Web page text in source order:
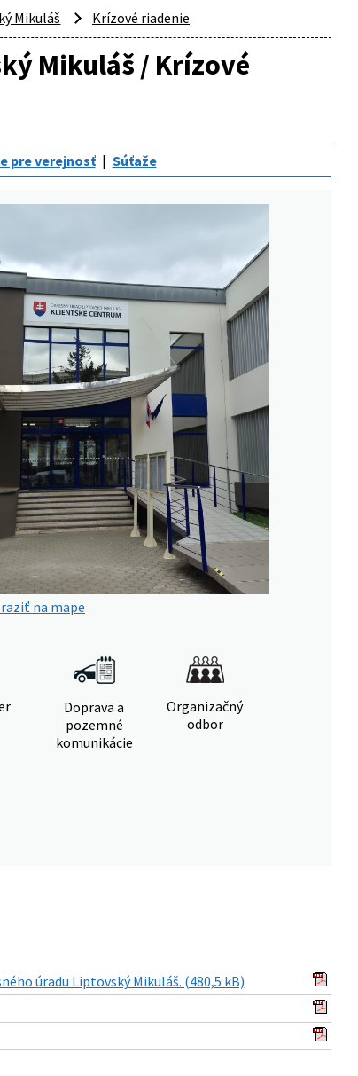
Mikuláš Krízové riadenie
Mikuláš / Krízové
pre verejnosť Súťaže
na mape
Doprava a
pozemné
komunikácie
Organizačný
odbor
úradu Liptovský Mikuláš. (480,5 kB)